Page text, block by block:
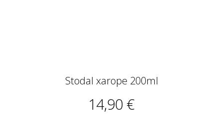
Stodal xarope 200ml
14,90 €